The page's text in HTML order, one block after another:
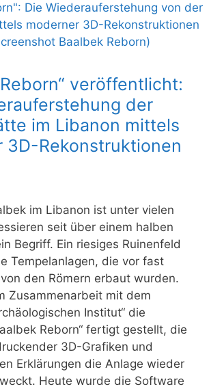
veröffentlicht:
der
im Libanon mittels
3D-Rekonstruktionen
im Libanon ist unter vielen
seit über einem halben
Begriff. Ein riesiges Ruinenfeld
Tempelanlagen, die vor fast
den Römern erbaut wurden.
Zusammenarbeit mit dem
Institut“ die
Reborn“ fertigt gestellt, die
3D-Grafiken und
Erklärungen die Anlage wieder
Heute wurde die Software